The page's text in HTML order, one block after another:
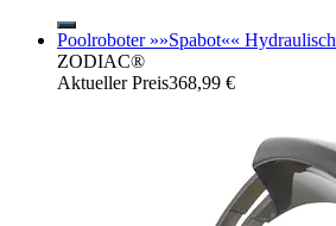
Poolroboter »»Spabot«« Hydraulisch
ZODIAC®
Aktueller Preis368,99 €